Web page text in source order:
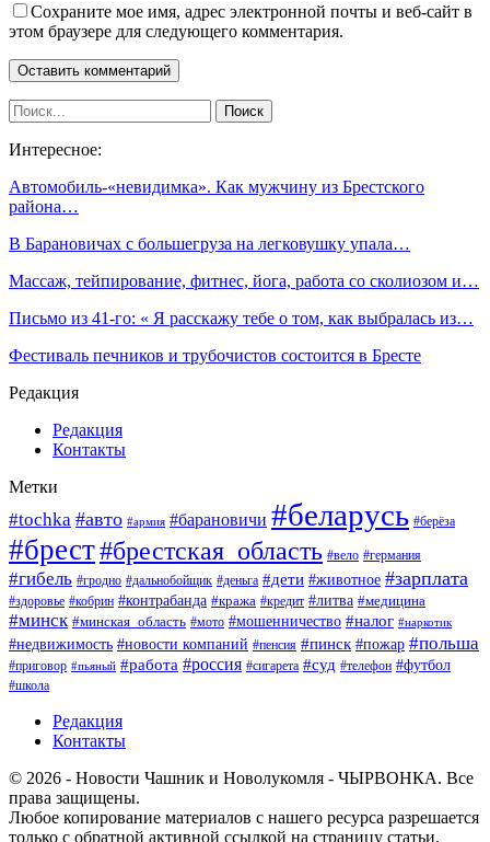
Сохраните мое имя, адрес электронной почты и веб-сайт в
этом браузере для следующего комментария.
Интересное:
Автомобиль-«невидимка». Как мужчину из Брестского
района…
В Барановичах с большегруза на легковушку упала…
Массаж, тейпирование, фитнес, йога, работа со сколиозом и…
Письмо из 41-го: « Я расскажу тебе о том, как выбралась из…
Фестиваль печников и трубочистов состоится в Бресте
Редакция
Редакция
Контакты
Метки
#tochka #авто #армия #барановичи #беларусь #берёза
#брест#брестская_область #вело #германия
#гибель #гродно #дальнобойщик #деньга #дети #животное #зарплата
#здоровье #кобрин #контрабанда #кража #кредит #литва #медицина
#минск #минская_область #мото #мошенничество #налог #наркотик
#недвижимость #новости компаний #пенсия #пинск #пожар #польша
#приговор #пьяный #работа #россия #сигарета #суд #телефон #футбол
#школа
Редакция
Контакты
© 2026 - Новости Чашник и Новолукомля - ЧЫРВОНКА. Все
права защищены.
Любое копирование материалов с нашего ресурса разрешается
только с обратной активной ссылкой на страницу статьи.